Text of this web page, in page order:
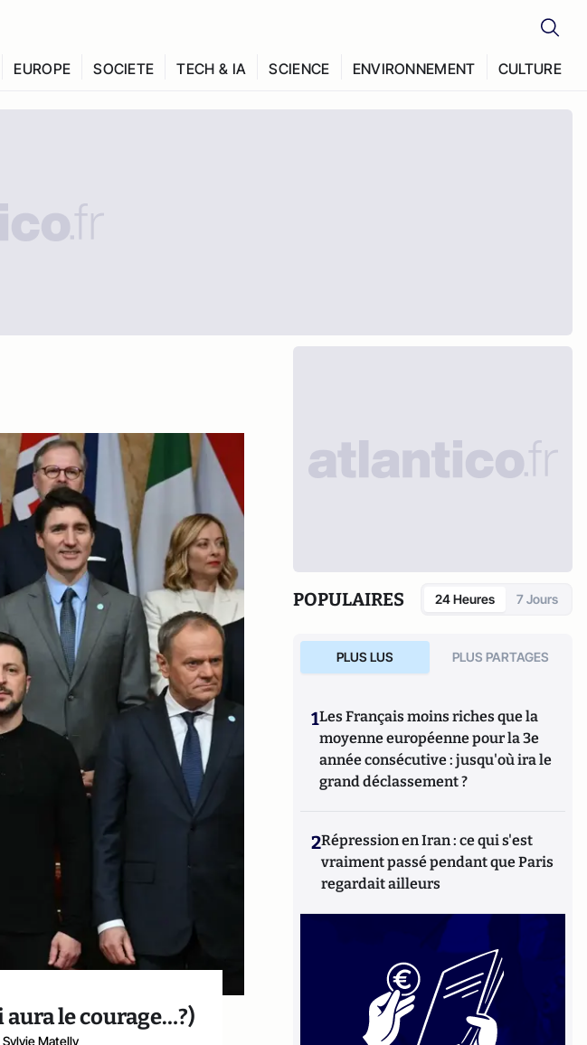
EUROPE SOCIETE TECH & IA SCIENCE ENVIRONNEMENT CULTURE
le courage…?)
Sylvie Matelly
POPULAIRES 24 Heures 7 Jours
PLUS LUS PLUS PARTAGES
1Les Français moins riches que la
moyenne européenne pour la 3e
année consécutive : jusqu'où ira le
grand déclassement ?
2Répression en Iran : ce qui s'est
vraiment passé pendant que Paris
regardait ailleurs